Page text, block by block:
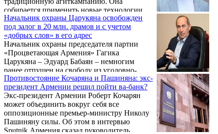
собирается применить новые технологии.
Об этом пишет газета «Грапарак».
Начальник охраны Царукяна освобожден
под залог в 20 млн. драмов и с учетом
«добрых слов» в его адрес
Начальник охраны председателя партии
«Процветающая Армения» Гагика
Царукяна – Эдуард Бабаян – немногим
ранее отпущен на свободу из уголовно-
исполнительного учреждения, сообщил
корреспонденту Aysor.am адвокат Эдуарда
Бабаяна Армен Мелконян. «Скоро он будет
дома», - сказал адвокат.
Противостояние Кочаряна и Пашиняна: экс-
президент Армении решил пойти ва-банк?
Экс-президент Армении Роберт Кочарян
может объединить вокруг себя все
оппозиционные премьер-министру Николу
Пашиняну силы. Об этом в интервью
Sputnik Армения сказал руководитель